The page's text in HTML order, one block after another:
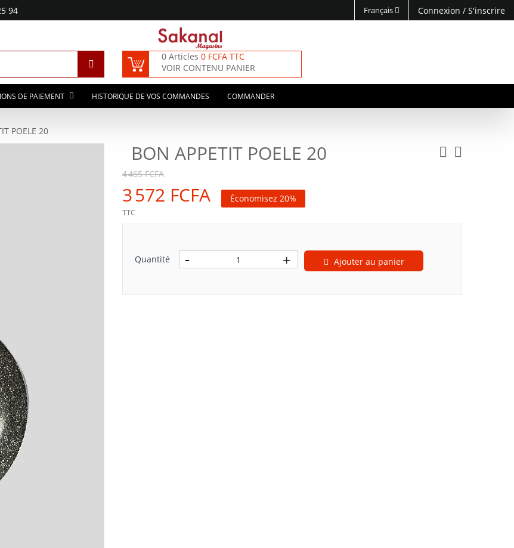
94
Connexion / S'inscrire
Français
0 Articles 0 FCFA TTC
VOIR CONTENU PANIER
DE PAIEMENT HISTORIQUE DE VOS COMMANDES COMMANDER
POELE 20
BON APPETIT POELE 20
4 465 FCFA
3 572 FCFA Économisez 20%
TTC
Quantité Ajouter au panier